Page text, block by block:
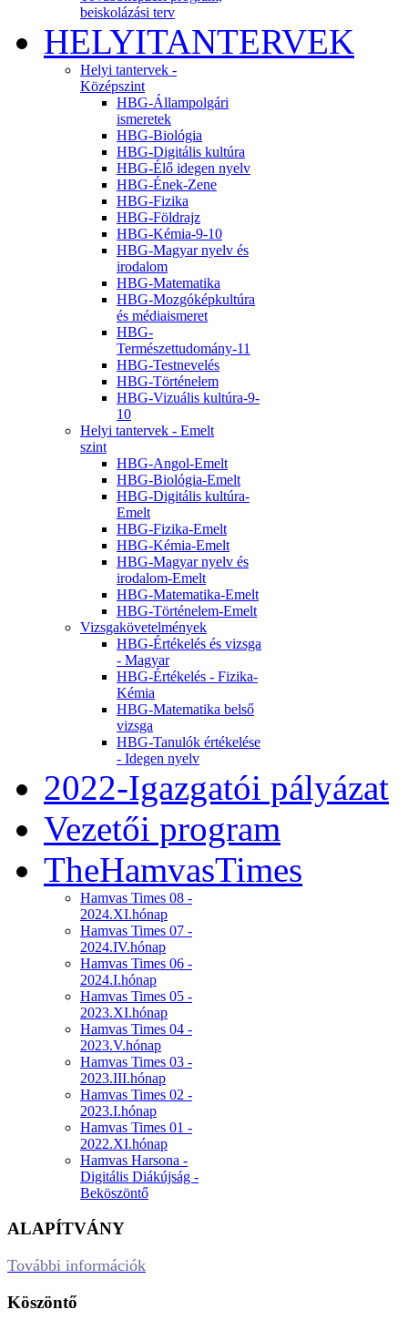
beiskolázási terv
HELYITANTERVEK
Helyi tantervek -
Középszint
HBG-Állampolgári
ismeretek
HBG-Biológia
HBG-Digitális kultúra
HBG-Élő idegen nyelv
HBG-Ének-Zene
HBG-Fizika
HBG-Földrajz
HBG-Kémia-9-10
HBG-Magyar nyelv és
irodalom
HBG-Matematika
HBG-Mozgóképkultúra
és médiaismeret
HBG-
Természettudomány-11
HBG-Testnevelés
HBG-Történelem
HBG-Vizuális kultúra-9-
10
Helyi tantervek - Emelt
szint
HBG-Angol-Emelt
HBG-Biológia-Emelt
HBG-Digitális kultúra-
Emelt
HBG-Fizika-Emelt
HBG-Kémia-Emelt
HBG-Magyar nyelv és
irodalom-Emelt
HBG-Matematika-Emelt
HBG-Történelem-Emelt
Vizsgakövetelmények
HBG-Értékelés és vizsga
- Magyar
HBG-Értékelés - Fizika-
Kémia
HBG-Matematika belső
vizsga
HBG-Tanulók értékelése
- Idegen nyelv
2022-Igazgatói pályázat
Vezetői program
TheHamvasTimes
Hamvas Times 08 -
2024.XI.hónap
Hamvas Times 07 -
2024.IV.hónap
Hamvas Times 06 -
2024.I.hónap
Hamvas Times 05 -
2023.XI.hónap
Hamvas Times 04 -
2023.V.hónap
Hamvas Times 03 -
2023.III.hónap
Hamvas Times 02 -
2023.I.hónap
Hamvas Times 01 -
2022.XI.hónap
Hamvas Harsona -
Digitális Diákújság -
Beköszöntő
ALAPÍTVÁNY
További információk
Köszöntő